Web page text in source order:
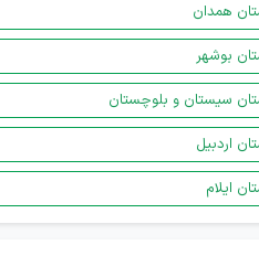
همدان
بوشهر
سیستان و بلوچستان
اردبیل
ایلام